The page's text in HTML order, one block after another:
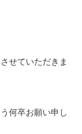
せていただきま
何卒お願い申し